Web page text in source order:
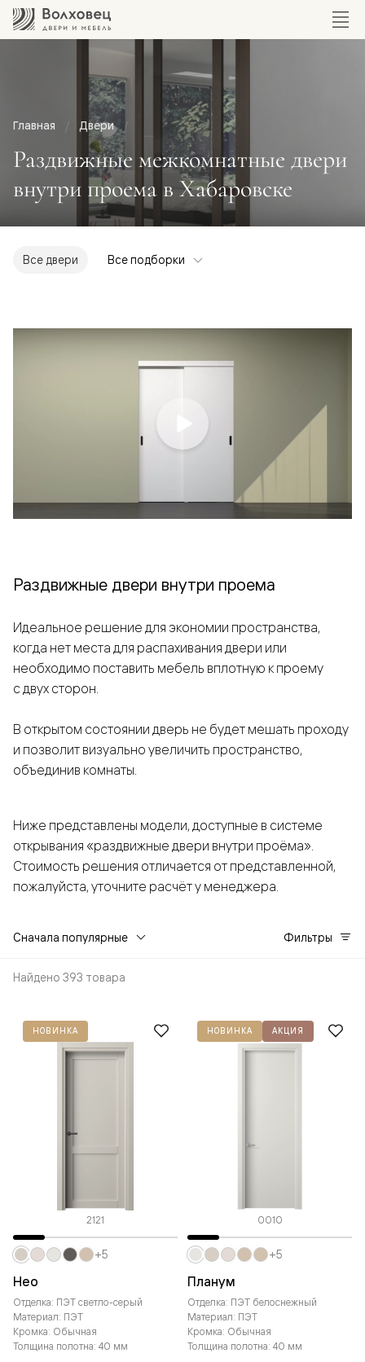
Главная Двери
Раздвижные межкомнатные двери
внутри проема в Хабаровске
Все двери Все подборки
Раздвижные двери внутри проема
Идеальное решение для экономии пространства,
когда нет места для распахивания двери или
необходимо поставить мебель вплотную к проему
с двух сторон.
В открытом состоянии дверь не будет мешать проходу
и позволит визуально увеличить пространство,
объединив комнаты.
Ниже представлены модели, доступные в системе
открывания «раздвижные двери внутри проёма».
Стоимость решения отличается от представленной,
пожалуйста, уточните расчёт у менеджера.
Сначала популярные Фильтры
Найдено 393 товара
НОВИНКА
2121
Нео
Отделка: ПЭТ светло-серый
Материал: ПЭТ
Кромка: Обычная
Толщина полотна: 40 мм
+5
НОВИНКА АКЦИЯ
0010
Планум
Отделка: ПЭТ белоснежный
Материал: ПЭТ
Кромка: Обычная
Толщина полотна: 40 мм
+5